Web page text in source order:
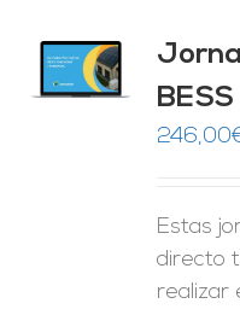
BESS
246,00
Estas
directo
realizar